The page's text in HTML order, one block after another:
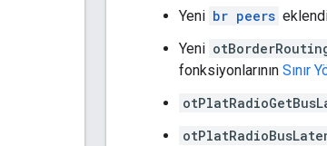
Yeni br peers
Yeni
fonksiyonlarının Sınır